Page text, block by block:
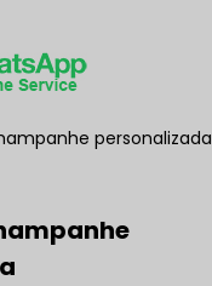
personalizada